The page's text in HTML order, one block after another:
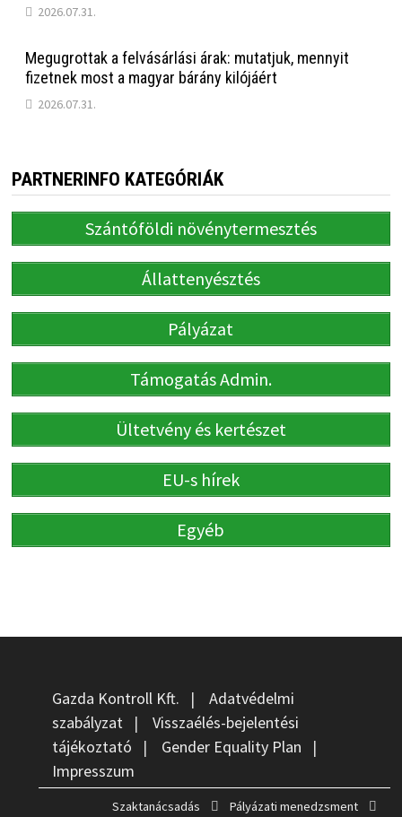
2026.07.31.
Megugrottak a felvásárlási árak: mutatjuk, mennyit
fizetnek most a magyar bárány kilójáért
2026.07.31.
PARTNERINFO KATEGÓRIÁK
Szántóföldi növénytermesztés
Állattenyésztés
Pályázat
Támogatás Admin.
Ültetvény és kertészet
EU-s hírek
Egyéb
Gazda Kontroll Kft. | Adatvédelmi
szabályzat| Visszaélés-bejelentési
tájékoztató | Gender Equality Plan |
Impresszum
Szaktanácsadás Pályázati menedzsment